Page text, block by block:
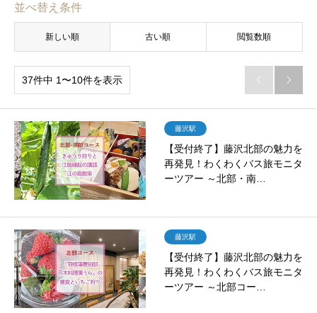
並べ替え条件
新しい順 古い順 閲覧数順
37件中 1〜10件を表示  
藤沢駅
【受付終了】藤沢北部の魅力を
再発見！わくわくバス旅モニタ
ーツアー ～北部・南…
藤沢駅
【受付終了】藤沢北部の魅力を
再発見！わくわくバス旅モニタ
ーツアー ～北部コー…